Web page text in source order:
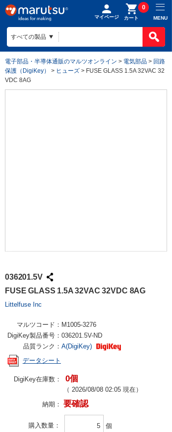
マイページ カート
0
MENU
電子部品・半導体通販のマルツオンライン > 電気部品 > 回路
保護（DigiKey）
> ヒューズ > FUSE GLASS 1.5A 32VAC 32
VDC 8AG
036201.5V
FUSE GLASS 1.5A 32VAC 32VDC 8AG
Littelfuse Inc
マルツコード： M1005-3276
DigiKey製品番号： 036201.5V-ND
品質ランク： A(DigiKey)
データシート
DigiKey在庫数： 0個
（ 2026/08/08 02:05 現在）
納期： 要確認
購入数量 個